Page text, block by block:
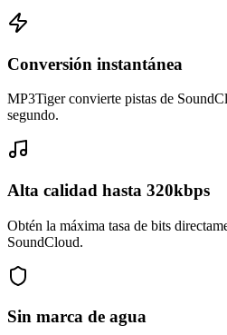
Conversión instantánea
MP3Tiger convierte pistas de
segundo.
Alta calidad hasta 320kbps
Obtén la máxima tasa de bits
SoundCloud.
Sin marca de agua